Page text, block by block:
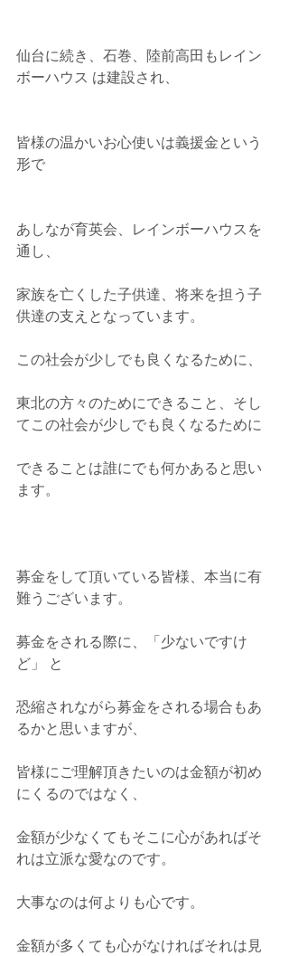
仙台に続き、石巻、陸前高田もレイン
ボーハウス は建設され、
皆様の温かいお心使いは義援金という
形で
あしなが育英会、レインボーハウスを
通し、
家族を亡くした子供達、将来を担う子
供達の支えとなっています。
この社会が少しでも良くなるために、
東北の方々のためにできること、そし
てこの社会が少しでも良くなるために
できることは誰にでも何かあると思い
ます。
募金をして頂いている皆様、本当に有
難うございます。
募金をされる際に、「少ないですけ
ど」 と
恐縮されながら募金をされる場合もあ
るかと思いますが、
皆様にご理解頂きたいのは金額が初め
にくるのではなく、
金額が少なくてもそこに心があればそ
れは立派な愛なのです。
大事なのは何よりも心です。
金額が多くても心がなければそれは見